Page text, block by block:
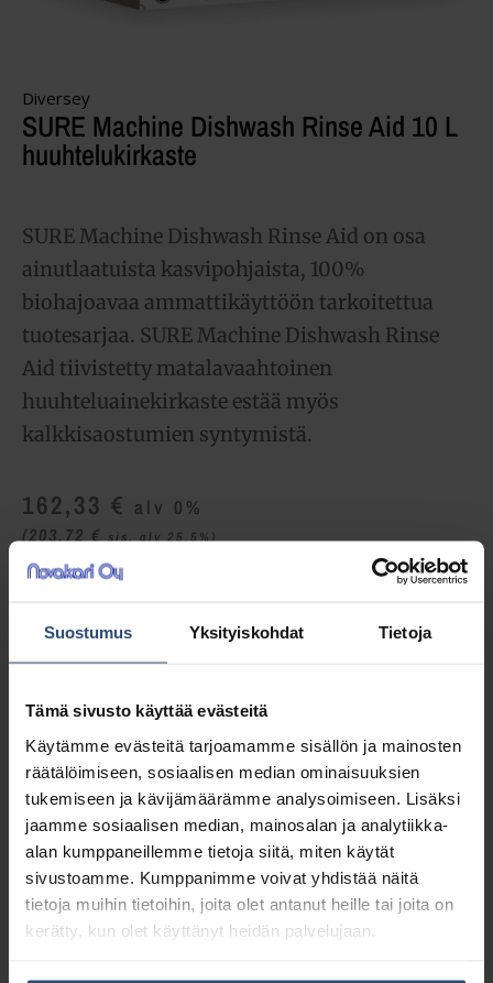
Suostumus Yksityiskohdat Tietoja
Tämä sivusto käyttää evästeitä
Käytämme evästeitä tarjoamamme sisällön ja mainosten
räätälöimiseen, sosiaalisen median ominaisuuksien
tukemiseen ja kävijämäärämme analysoimiseen. Lisäksi
jaamme sosiaalisen median, mainosalan ja analytiikka-
alan kumppaneillemme tietoja siitä, miten käytät
sivustoamme. Kumppanimme voivat yhdistää näitä
tietoja muihin tietoihin, joita olet antanut heille tai joita on
kerätty, kun olet käyttänyt heidän palvelujaan.
Diversey
SURE Machine Dishwash Rinse Aid 10 L
huuhtelukirkaste
SURE Machine Dishwash Rinse Aid on osa
ainutlaatuista kasvipohjaista, 100%
biohajoavaa ammattikäyttöön tarkoitettua
tuotesarjaa. SURE Machine Dishwash Rinse
Aid tiivistetty matalavaahtoinen
huuhteluainekirkaste estää myös
kalkkisaostumien syntymistä.
162,33 € alv 0%
(203,72€ sis. alv 25.5%)
Tuotetunnus (SKU):101109747
Osasto:Huuhtelukirkasteet
Kuvaus
Lisätiedot